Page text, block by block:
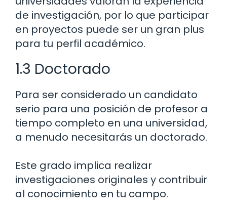
de investigación, por lo que participar
en proyectos puede ser un gran plus
para tu perfil académico.
1.3 Doctorado
Para ser considerado un candidato
serio para una posición de profesor a
tiempo completo en una universidad,
a menudo necesitarás un doctorado.
Este grado implica realizar
investigaciones originales y contribuir
al conocimiento en tu campo.